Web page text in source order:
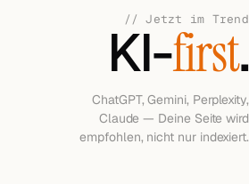
// Jetzt im Trend
KI-first.
ChatGPT, Gemini, Perplexity,
Claude — Deine Seite wird
empfohlen, nicht nur indexiert.